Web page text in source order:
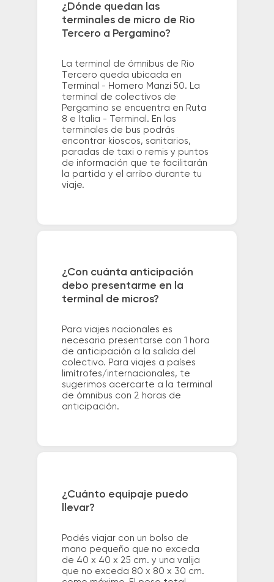
¿Dónde quedan las
terminales de micro de Rio
Tercero a Pergamino?
La terminal de ómnibus de Rio
Tercero queda ubicada en
Terminal - Homero Manzi 50. La
terminal de colectivos de
Pergamino se encuentra en Ruta
8 e Italia - Terminal. En las
terminales de bus podrás
encontrar kioscos, sanitarios,
paradas de taxi o remis y puntos
de información que te facilitarán
la partida y el arribo durante tu
viaje.
¿Con cuánta anticipación
debo presentarme en la
terminal de micros?
Para viajes nacionales es
necesario presentarse con 1 hora
de anticipación a la salida del
colectivo. Para viajes a países
limítrofes/internacionales, te
sugerimos acercarte a la terminal
de ómnibus con 2 horas de
anticipación.
¿Cuánto equipaje puedo
llevar?
Podés viajar con un bolso de
mano pequeño que no exceda
de 40 x 40 x 25 cm. y una valija
que no exceda 80 x 80 x 30 cm.